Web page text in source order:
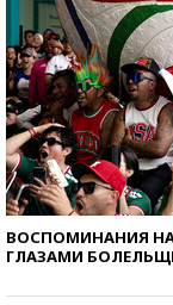
ВОСПОМИНАНИЯ
ГЛАЗАМИ